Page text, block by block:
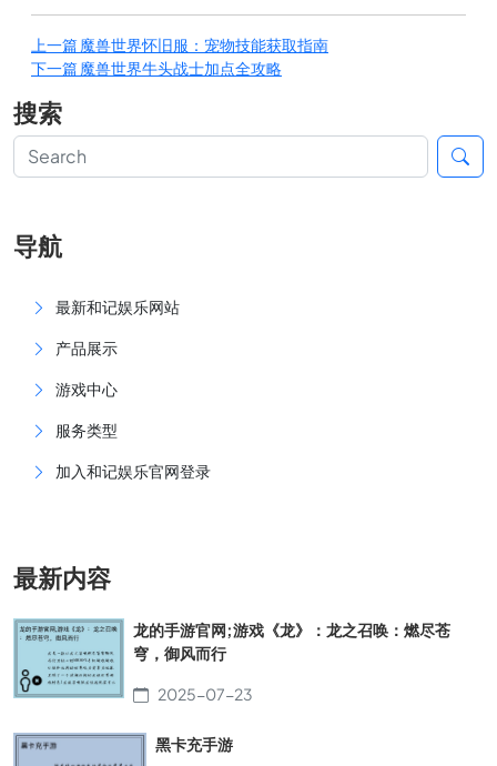
上一篇魔兽世界怀旧服：宠物技能获取指南
下一篇魔兽世界牛头战士加点全攻略
搜索
导航
最新和记娱乐网站
产品展示
游戏中心
服务类型
加入和记娱乐官网登录
最新内容
龙的手游官网;游戏《龙》：龙之召唤：燃尽苍
穹，御风而行
2025-07-23
黑卡充手游